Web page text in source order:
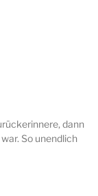
dann
So unendlich